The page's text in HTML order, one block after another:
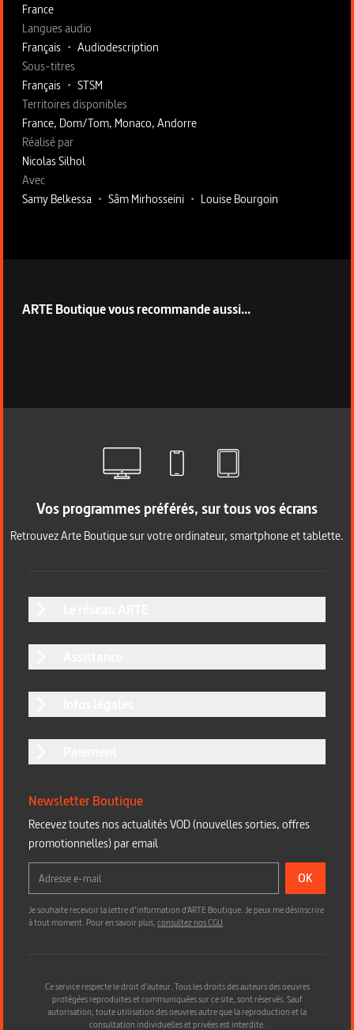
France
Langues audio
Français • Audiodescription
Sous-titres
Français • STSM
Territoires disponibles
France, Dom/Tom, Monaco, Andorre
Fiche technique section droite
Réalisé par
Nicolas Silhol
Avec
Samy Belkessa • Sâm Mirhosseini • Louise Bourgoin
ARTE Boutique vous recommande aussi...
Vos programmes préférés, sur tous vos écrans
Retrouvez Arte Boutique sur votre ordinateur, smartphone et tablette.
Newsletter Boutique
Recevez toutes nos actualités VOD (nouvelles sorties, offres
promotionnelles) par email
OK
Je souhaite recevoir la lettre d’information d'ARTE Boutique. Je peux me désinscrire
à tout moment. Pour en savoir plus,consultez nos CGU.
Ce service respecte le droit d’auteur. Tous les droits des auteurs des oeuvres
protégées reproduites et communiquées sur ce site, sont réservés. Sauf
autorisation, toute utilisation des oeuvres autre que la reproduction et la
consultation individuelles et privées est interdite.